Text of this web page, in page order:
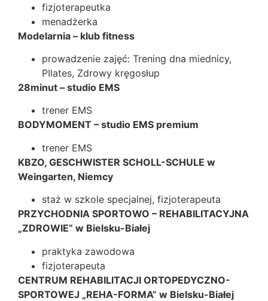
fizjoterapeutka
menadżerka
Modelarnia – klub fitness
prowadzenie zajęć: Trening dna miednicy,
PIlates, Zdrowy kręgosłup
28minut – studio EMS
trener EMS
BODYMOMENT – studio EMS premium
trener EMS
KBZO, GESCHWISTER SCHOLL-SCHULE w
Weingarten, Niemcy
staż w szkole specjalnej, fizjoterapeuta
PRZYCHODNIA SPORTOWO – REHABILITACYJNA
„ZDROWIE” w Bielsku-Białej
praktyka zawodowa
fizjoterapeuta
CENTRUM REHABILITACJI ORTOPEDYCZNO-
SPORTOWEJ „REHA-FORMA” w Bielsku-Białej